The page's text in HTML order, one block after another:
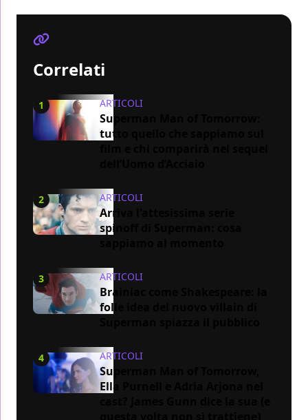
Correlati
1 ARTICOLI
Superman Man of Tomorrow:
tutto quello che sappiamo sul
2 ARTICOLI
Arriva l'attesissima serie
spinoff di Superman: cosa
3 ARTICOLI
Brainiac come Shakespeare: la
folle idea del nuovo villain di
4 ARTICOLI
Superman Man of Tomorrow,
Ella Purnell e Adria Arjona nel